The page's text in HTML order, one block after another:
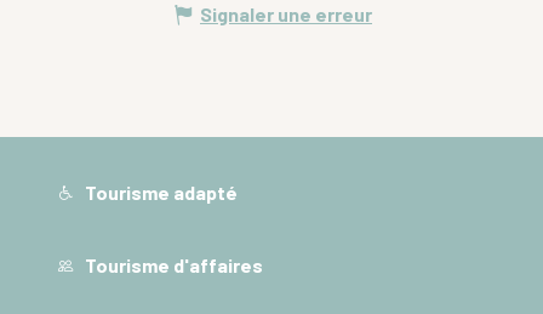
Signaler une erreur
Tourisme adapté
Tourisme d'affaires